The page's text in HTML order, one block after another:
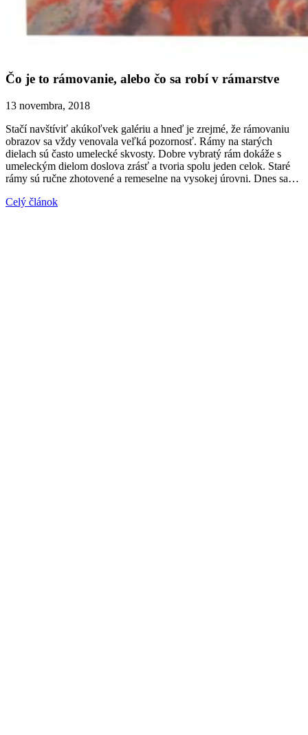
Čo je to rámovanie, alebo čo sa robí v rámarstve
13 novembra, 2018
Stačí navštíviť akúkoľvek galériu a hneď je zrejmé, že rámovaniu
obrazov sa vždy venovala veľká pozornosť. Rámy na starých
dielach sú často umelecké skvosty. Dobre vybratý rám dokáže s
umeleckým dielom doslova zrásť a tvoria spolu jeden celok. Staré
rámy sú ručne zhotovené a remeselne na vysokej úrovni. Dnes sa…
Celý článok